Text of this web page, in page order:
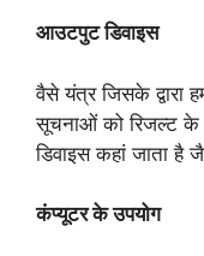
आउटपुट डिवाइस
वैसे यंत्र जिसके
सूचनाओं को रिजल्ट
डिवाइस कहां जाता है
कंप्यूटर के उपयोग